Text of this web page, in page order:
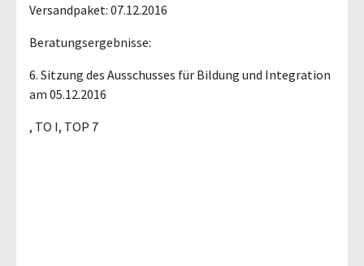
Versandpaket: 07.12.2016
Beratungsergebnisse:
6. Sitzung des Ausschusses für Bildung und Integration
am 05.12.2016
, TO I, TOP 7